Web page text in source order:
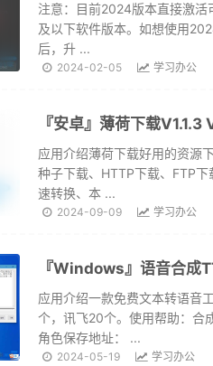
注意：目前2024版本直接激
及以下软件版本。如想使用
后，升 ...
2024-02-05 学习办公
『安卓』薄荷下载
应用介绍薄荷下载好用的资源
种子下载、HTTP下载、FTP
速转换、本 ...
2024-09-09 学习办公
应用介绍一款免费文本转语音
个，讯飞20个。使用帮助：合
角色保存地址： ...
2024-05-19 学习办公